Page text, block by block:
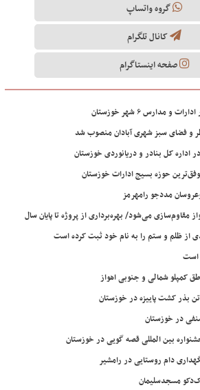
گروه واتساپ
کانال تلگرام
صفحه اینستاگرام
و فضای سبز شهری آبادان منصوب شد
اداره کل بنادر و دریانوردی خوزستان
حوزه بسیج ادارات خوزستان
مقاوم‌سازی می‌شود/ بهره‌برداری از پروژه تا پایان سال
از ظلم و ستم را به نام خود ثبت کرده است
است
کمپلو شمالی و جنوبی اهواز
بین المللی قصه گویی در خوزستان
دام روستایی در رامشیر
مسجدسلیمان